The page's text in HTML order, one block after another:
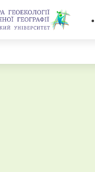
у Львівському